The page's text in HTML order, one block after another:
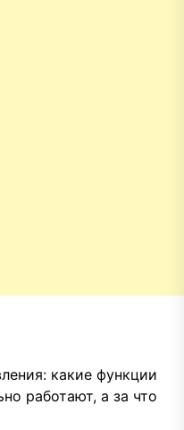
какие функции
работают, а за что